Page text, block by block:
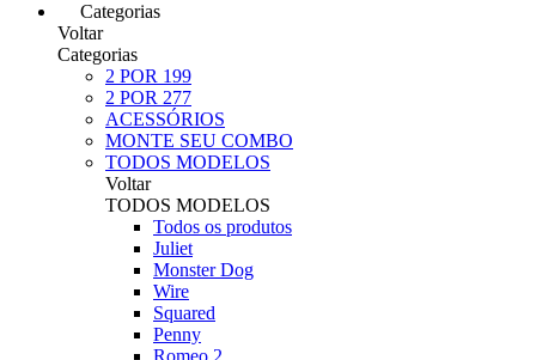
Categorias
Voltar
Categorias
2 POR 199
2 POR 277
ACESSÓRIOS
MONTE SEU COMBO
TODOS MODELOS
Voltar
TODOS MODELOS
Todos os produtos
Juliet
Monster Dog
Wire
Squared
Penny
Romeo 2